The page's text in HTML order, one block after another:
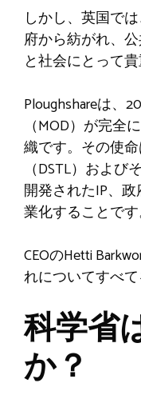
しかし、英国で
府から紡がれ、
と社会にとって
Ploughshareは、
（MOD）が完全
織です。その使
（DSTL）およ
開発されたIP、
業化することです
CEOのHetti
れについてすべて
科学省
か？